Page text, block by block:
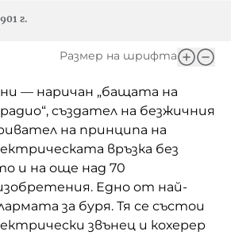
г.
Размер на шрифта
— наричан „бащата на
създател на безжичния
на принципа на
връзка без
и на още над 70
Едно от най-
за буря. Тя се състои
звънец и кохерер